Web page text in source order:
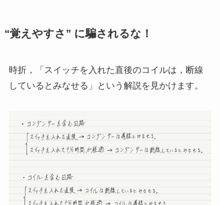
“覚えやすさ” に騙されるな！
時折，「スイッチを入れた直後のコイルは，断線
しているとみなせる」という解説を見かけます。